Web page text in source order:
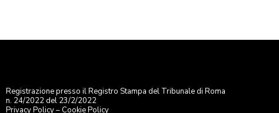
Registrazione presso il Registro Stampa del Tribunale di Roma
n. 24/2022 del 23/2/2022
Privacy Policy– Cookie Policy